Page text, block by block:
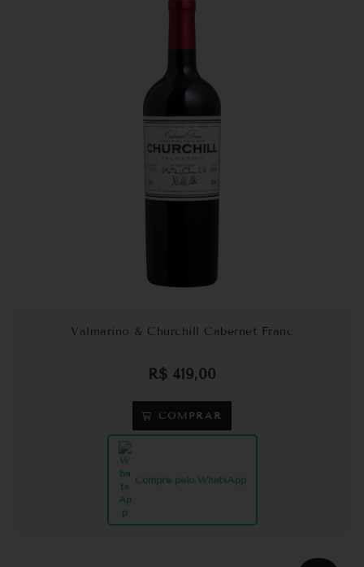
Valmarino & Churchill Cabernet Franc
R$ 419,00
COMPRAR
Compre pelo WhatsApp